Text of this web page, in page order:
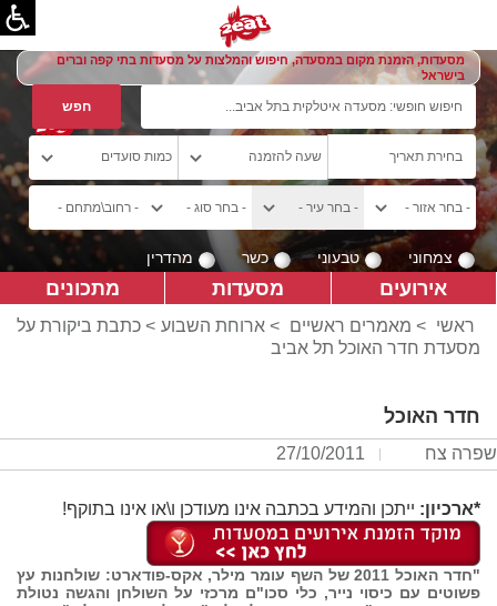
מסעדות, הזמנת מקום במסעדה, חיפוש והמלצות על מסעדות בתי קפה וברים
בישראל
צמחוני טבעוני כשר מהדרין
אירועים מסעדות מתכונים
ראשי > מאמרים ראשיים > ארוחת השבוע > כתבת ביקורת על
מסעדת חדר האוכל תל אביב
חדר האוכל
שפרה צח 27/10/2011
*ארכיון: ייתכן והמידע בכתבה אינו מעודכן ו\או אינו בתוקף!
"חדר האוכל 2011 של השף עומר מילר, אקס-פודארט: שולחנות עץ
פשוטים עם כיסוי נייר, כלי סכו"ם מרכזי על השולחן והגשה נטולת